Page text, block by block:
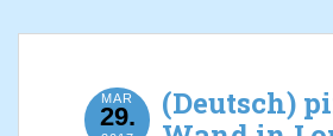
MAR
29.
(Deutsch)